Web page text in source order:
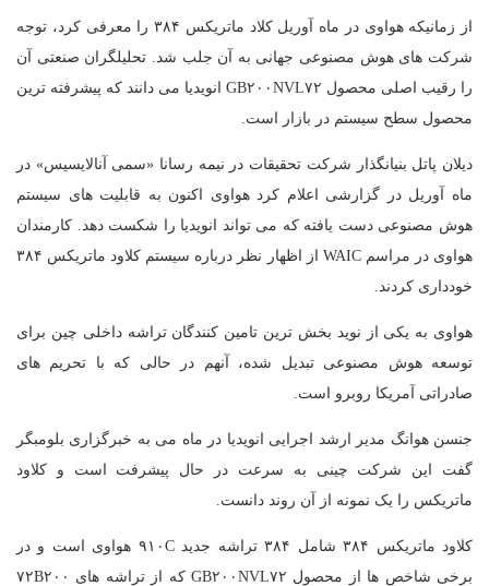
از زمانیکه هواوی در ماه آوریل کلاد ماتریکس ۳۸۴ را معرفی کرد، توجه
شرکت های هوش مصنوعی جهانی به آن جلب شد. تحلیلگران صنعتی آن
را رقیب اصلی محصول GB۲۰۰NVL۷۲ انویدیا می دانند که پیشرفته ترین
محصول سطح سیستم در بازار است.
دیلان پاتل بنیانگذار شرکت تحقیقات در نیمه رسانا «سمی آنالایسیس» در
ماه آوریل در گزارشی اعلام کرد هواوی اکنون به قابلیت های سیستم
هوش مصنوعی دست یافته که می تواند انویدیا را شکست دهد. کارمندان
هواوی در مراسم WAIC از اظهار نظر درباره سیستم کلاود ماتریکس ۳۸۴
خودداری کردند.
هواوی به یکی از نوید بخش ترین تامین کنندگان تراشه داخلی چین برای
توسعه هوش مصنوعی تبدیل شده، آنهم در حالی که با تحریم های
صادراتی آمریکا روبرو است.
جنسن هوانگ مدیر ارشد اجرایی انویدیا در ماه می به خبرگزاری بلومبگر
گفت این شرکت چینی به سرعت در حال پیشرفت است و کلاود
ماتریکس را یک نمونه از آن روند دانست.
کلاود ماتریکس ۳۸۴ شامل ۳۸۴ تراشه جدید ۹۱۰C هواوی است و در
برخی شاخص ها از محصول GB۲۰۰NVL۷۲ که از تراشه های ۷۲B۲۰۰